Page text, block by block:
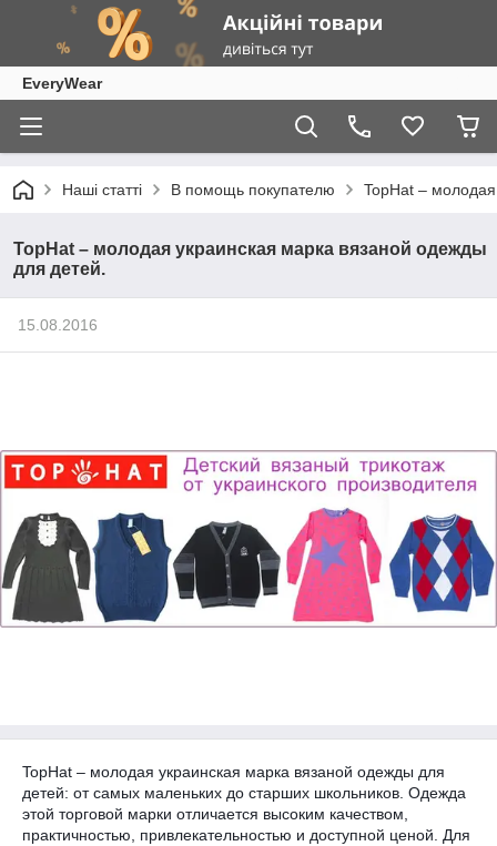
EveryWear
Наші статті В помощь покупателю TopHat –
TopHat – молодая украинская марка вязаной одежды
для детей.
15.08.2016
TopHat – молодая украинская марка вязаной одежды для
детей: от самых маленьких до старших школьников. Одежда
этой торговой марки отличается высоким качеством,
практичностью, привлекательностью и доступной ценой. Для